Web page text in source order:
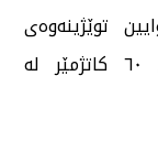
توێژینەوەی
زانکۆی کۆلۆرادۆش، دانیشتم بۆماوەی ٦٠ کاتژمێر لە